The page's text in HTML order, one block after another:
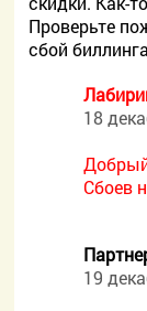
Проверьте
сбой
18
Сбоев
19